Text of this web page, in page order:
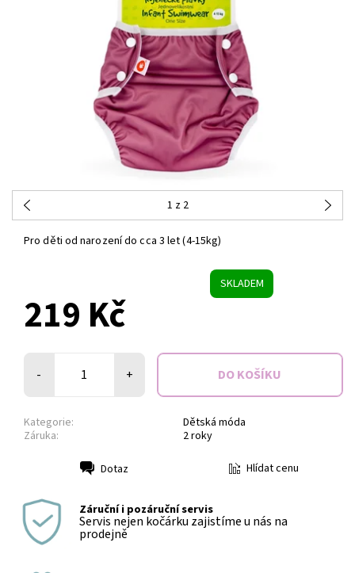
1 z 2
Pro děti od narození do cca 3 let (4-15kg)
SKLADEM
219 Kč
- +
Kategorie:
Dětská móda
Záruka:
2 roky
Dotaz Hlídat cenu
Záruční i pozáruční servis
Servis nejen kočárku zajistíme u nás na
prodejně